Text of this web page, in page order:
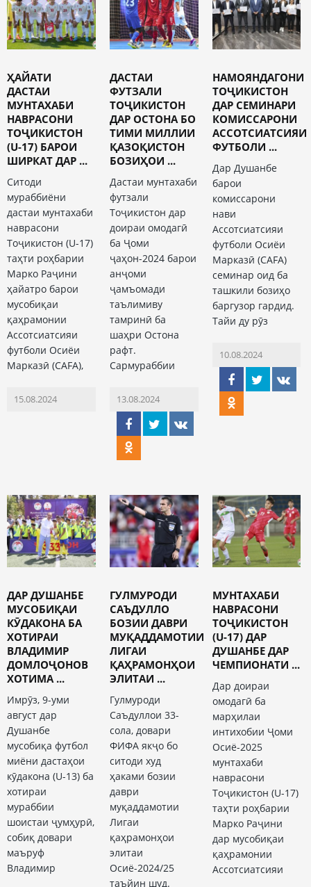
ҲАЙАТИ
ДАСТАИ
МУНТАХАБИ
НАВРАСОНИ
ТОҶИКИСТОН
(U-17) БАРОИ
ШИРКАТ ДАР ...
Ситоди
мураббиёни
дастаи мунтахаби
наврасони
Тоҷикистон (U-17)
таҳти роҳбарии
Марко Раҷини
ҳайатро барои
мусобиқаи
қаҳрамонии
Ассотсиатсияи
футболи Осиёи
Марказӣ (CAFA),
15.08.2024
ДАСТАИ
ФУТЗАЛИ
ТОҶИКИСТОН
ДАР ОСТОНА БО
ТИМИ МИЛЛИИ
ҚАЗОҚИСТОН
БОЗИҲОИ ...
Дастаи мунтахаби
футзали
Тоҷикистон дар
доираи омодагӣ
ба Ҷоми
ҷаҳон-2024 барои
анҷоми
ҷамъомади
таълимиву
тамринӣ ба
шаҳри Остона
рафт.
Сармураббии
13.08.2024
НАМОЯНДАГОНИ
ТОҶИКИСТОН
ДАР СЕМИНАРИ
КОМИССАРОНИ
АССОТСИАТСИЯИ
ФУТБОЛИ ...
Дар Душанбе
барои
комиссарони
нави
Ассотсиатсияи
футболи Осиёи
Марказӣ (CAFA)
семинар оид ба
ташкили бозиҳо
баргузор гардид.
Тайи ду рӯз
10.08.2024
ДАР ДУШАНБЕ
МУСОБИҚАИ
КӮДАКОНА БА
ХОТИРАИ
ВЛАДИМИР
ДОМЛОҶОНОВ
ХОТИМА ...
Имрӯз, 9-уми
август дар
Душанбе
мусобиқа футбол
миёни дастаҳои
кӯдакона (U-13) ба
хотираи
мураббии
шоистаи ҷумҳурӣ,
собиқ довари
маъруф
Владимир
ГУЛМУРОДИ
САЪДУЛЛО
БОЗИИ ДАВРИ
МУҚАДДАМОТИИ
ЛИГАИ
ҚАҲРАМОНҲОИ
ЭЛИТАИ ...
Гулмуроди
Саъдуллои 33-
сола, довари
ФИФА якҷо бо
ситоди худ
ҳаками бозии
даври
муқаддамотии
Лигаи
қаҳрамонҳои
элитаи
Осиё-2024/25
таъйин шуд.
МУНТАХАБИ
НАВРАСОНИ
ТОҶИКИСТОН
(U-17) ДАР
ДУШАНБЕ ДАР
ЧЕМПИОНАТИ ...
Дар доираи
омодагӣ ба
марҳилаи
интихобии Ҷоми
Осиё-2025
мунтахаби
наврасони
Тоҷикистон (U-17)
таҳти роҳбарии
Марко Раҷини
дар мусобиқаи
қаҳрамонии
Ассотсиатсияи